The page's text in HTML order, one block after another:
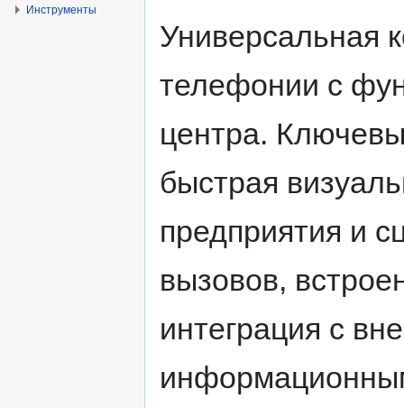
Универсальная
телефонии с
центра.
быстрая
предприятия и
вызовов,
интеграция с
Инструменты